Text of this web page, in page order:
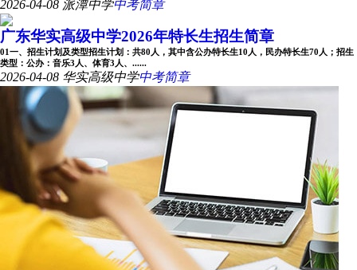
2026-04-08 派潭中学中考简章
广东华实高级中学2026年特长生招生简章
01一、招生计划及类型招生计划：共80人，其中含公办特长生10人，民办特长生70人；招生
类型：公办：音乐3人、体育3人、......
2026-04-08 华实高级中学中考简章